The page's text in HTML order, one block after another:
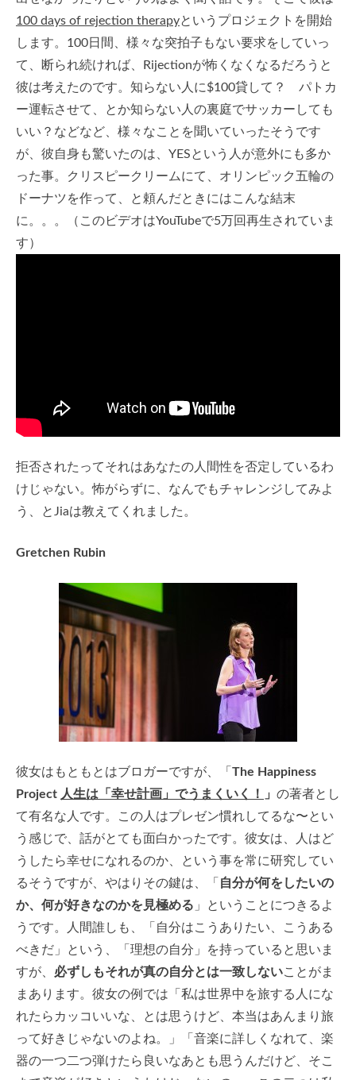
100 days of rejection therapyというプロジェクトを開始
します。100日間、様々な突拍子もない要求をしていっ
て、断られ続ければ、Rijectionが怖くなくなるだろうと
彼は考えたのです。知らない人に$100貸して？ パトカ
ー運転させて、とか知らない人の裏庭でサッカーしても
いい？などなど、様々なことを聞いていったそうです
が、彼自身も驚いたのは、YESという人が意外にも多か
った事。クリスピークリームにて、オリンピック五輪の
ドーナツを作って、と頼んだときにはこんな結末
に。。。（このビデオはYouTubeで5万回再生されていま
す）
拒否されたってそれはあなたの人間性を否定しているわ
けじゃない。怖がらずに、なんでもチャレンジしてみよ
う、とJiaは教えてくれました。
Gretchen Rubin
彼女はもともとはブロガーですが、「 The Happiness
Project 人生は「幸せ計画」でうまくいく！ 」 の著者とし
て有名な人です。この人はプレゼン慣れしてるな〜とい
う感じで、話がとても面白かったです。彼女は、人はど
うしたら幸せになれるのか、という事を常に研究してい
るそうですが、やはりその鍵は、「 自分が何をしたいの
か、何が好きなのかを見極める 」ということにつきるよ
うです。人間誰しも、「自分はこうありたい、こうある
べきだ」という、「理想の自分」を持っていると思いま
すが、 必ずしもそれが真の自分とは一致しないことがま
まあります。彼女の例では「私は世界中を旅する人にな
れたらカッコいいな、とは思うけど、本当はあんまり旅
って好きじゃないのよね。」「音楽に詳しくなれて、楽
器の一つ二つ弾けたら良いなあとも思うんだけど、そこ